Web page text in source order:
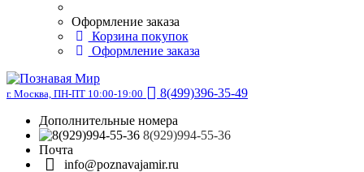
Оформление заказа
Корзина покупок
Оформление заказа
г. Москва, ПН-ПТ 10:00-19:00
8(499)396-35-49
Дополнительные номера
8(929)994-55-36
Почта
info@poznavajamir.ru